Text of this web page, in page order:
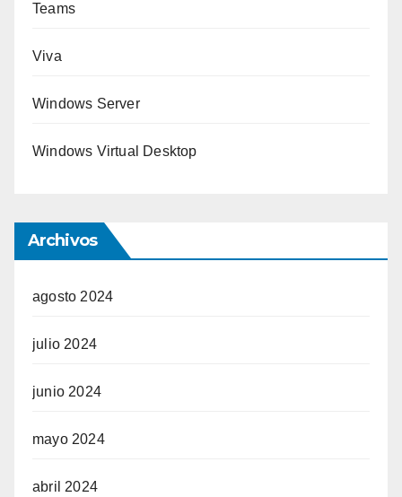
Teams
Viva
Windows Server
Windows Virtual Desktop
Archivos
agosto 2024
julio 2024
junio 2024
mayo 2024
abril 2024